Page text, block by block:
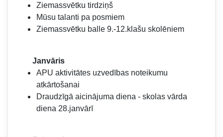
Ziemassvētku tirdziņš
Mūsu talanti pa posmiem
Ziemassvētku balle 9.-12.klašu skolēniem
Janvāris
APU aktivitātes uzvedības noteikumu
atkārtošanai
Draudzīgā aicinājuma diena - skolas vārda
diena 28.janvārī